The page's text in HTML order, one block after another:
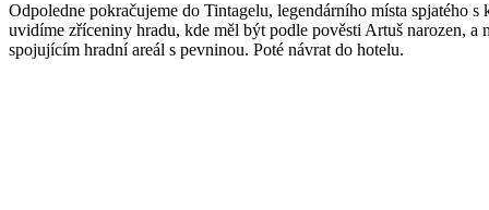
Odpoledne pokračujeme do Tintagelu, legendárního místa spjatého
uvidíme zříceniny hradu, kde měl být podle pověsti Artuš narozen, a
spojujícím hradní areál s pevninou. Poté návrat do hotelu.